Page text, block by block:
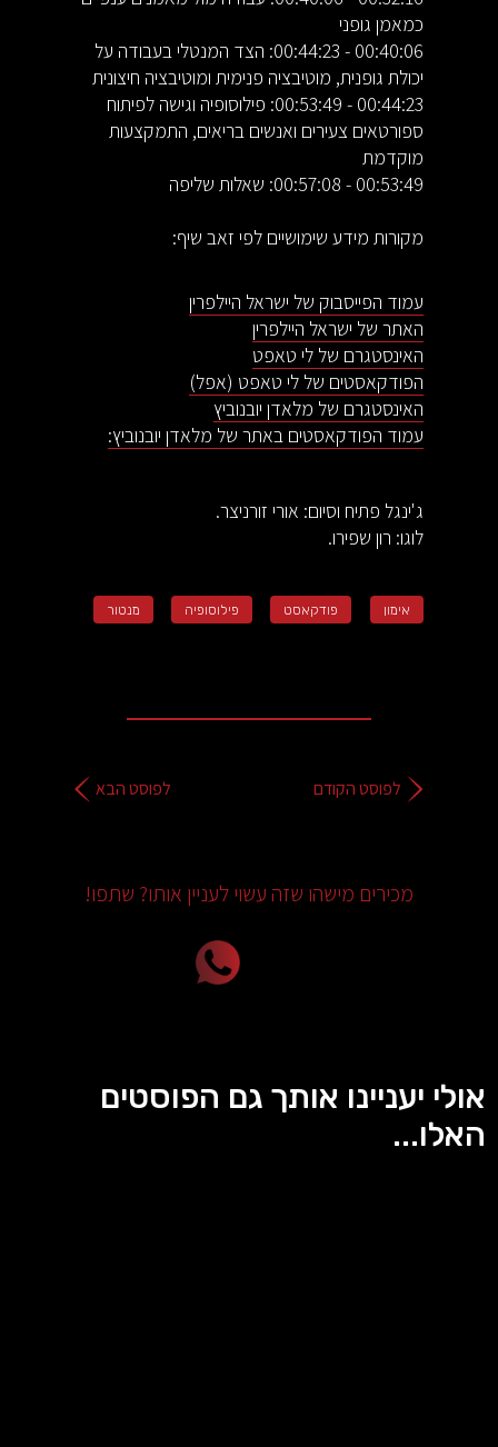
כמאמן גופני
00:40:06 - 00:44:23: הצד המנטלי בעבודה על
יכולת גופנית, מוטיבציה פנימית ומוטיבציה חיצונית
00:44:23 - 00:53:49: פילוסופיה וגישה לפיתוח
ספורטאים צעירים ואנשים בריאים, התמקצעות
מוקדמת
00:53:49 - 00:57:08: שאלות שליפה
מקורות מידע שימושיים לפי זאב שיף:
עמוד הפייסבוק של ישראל היילפרין
האתר של ישראל היילפרין
האינסטגרם של לי טאפט
הפודקאסטים של לי טאפט (אפל)
האינסטגרם של מלאדן יובנוביץ
עמוד הפודקאסטים באתר של מלאדן יובנוביץ:
ג'ינגל פתיח וסיום: אורי זורניצר.
לוגו: רון שפירו.
אימון פודקאסט פילוסופיה מנטור
לפוסט הקודם לפוסט הבא
מכירים מישהו שזה עשוי לעניין אותו? שתפו!
אולי יעניינו אותך גם הפוסטים
האלו...